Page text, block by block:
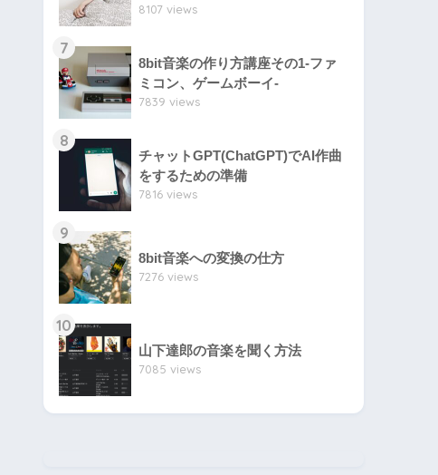
8107 views
7
8bit音楽の作り方講座その1-ファ
ミコン、ゲームボーイ-
7839 views
8
チャットGPT(ChatGPT)でAI作曲
をするための準備
7816 views
9
8bit音楽への変換の仕方
7276 views
10
山下達郎の音楽を聞く方法
7085 views